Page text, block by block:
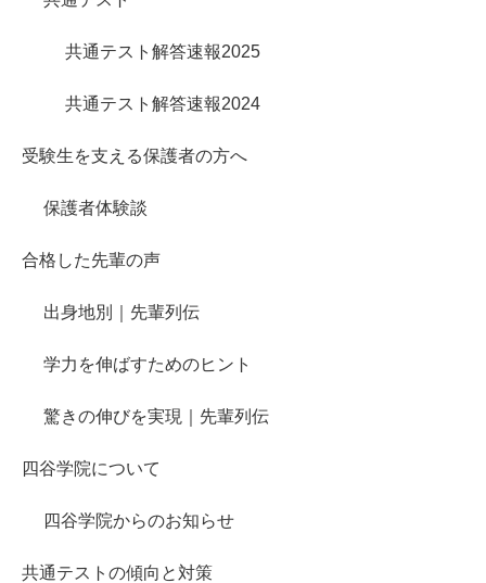
共通テスト解答速報2025
共通テスト解答速報2024
受験生を支える保護者の方へ
保護者体験談
合格した先輩の声
出身地別｜先輩列伝
学力を伸ばすためのヒント
驚きの伸びを実現｜先輩列伝
四谷学院について
四谷学院からのお知らせ
共通テストの傾向と対策